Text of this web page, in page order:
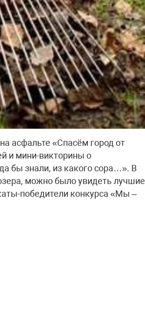
асфальте «Спасём город от
и мини-викторины о
бы знали, из какого сора…». В
можно было увидеть лучшие
победители конкурса «Мы –